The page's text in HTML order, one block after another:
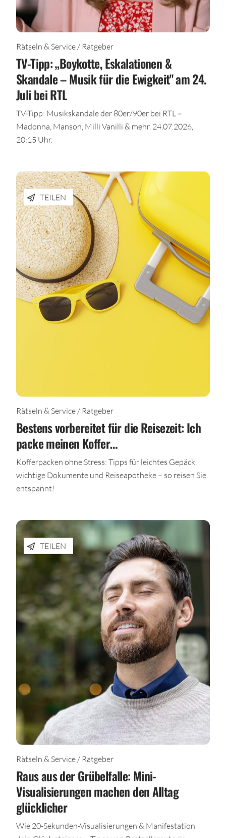
Rätseln & Service / Ratgeber
TV-Tipp: „Boykotte, Eskalationen &
Skandale – Musik für die Ewigkeit" am 24.
Juli bei RTL
TV-Tipp: Musikskandale der 80er/90er bei RTL –
Madonna, Manson, Milli Vanilli & mehr. 24.07.2026,
20:15 Uhr.
TEILEN
Rätseln & Service / Ratgeber
Bestens vorbereitet für die Reisezeit: Ich
packe meinen Koffer…
Kofferpacken ohne Stress: Tipps für leichtes Gepäck,
wichtige Dokumente und Reiseapotheke – so reisen Sie
entspannt!
TEILEN
Rätseln & Service / Ratgeber
Raus aus der Grübelfalle: Mini-
Visualisierungen machen den Alltag
glücklicher
Wie 20-Sekunden-Visualisierungen & Manifestation